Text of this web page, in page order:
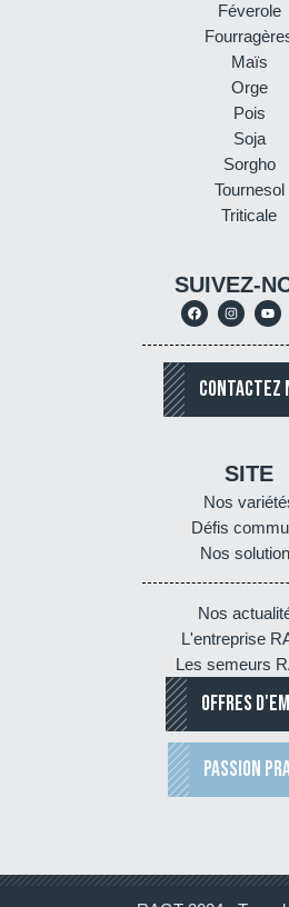
Féverole
Maïs
Orge
Pois
Soja
Sorgho
Tournesol
Triticale
SUIVEZ-
CONTACTEZ
SITE
Nos
Défis
Nos
Nos
L'entreprise
Les semeurs
OFFRES
PASSION